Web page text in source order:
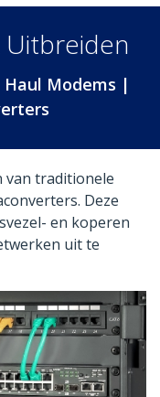
Modems |
van traditionele
Deze
en koperen
uit te